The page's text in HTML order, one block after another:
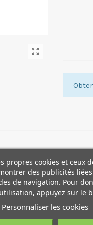
propres cookies et ceux
des publicités
de navigation. Pour
appuyez sur le
Personnaliser les cookies